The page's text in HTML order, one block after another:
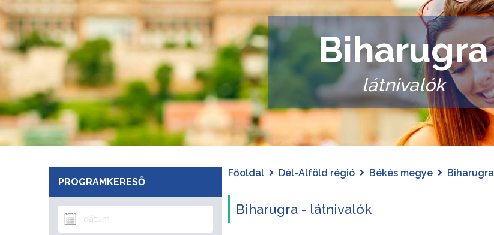
Biharugra
látnivalók
PROGRAMKERESŐ
Főoldal Dél-Alföld régió Békés megye Biharugra
Biharugra - látnivalók